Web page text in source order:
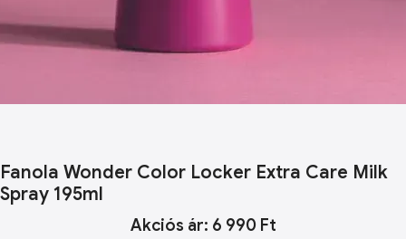
Fanola Wonder Color Locker Extra Care Milk
Spray 195ml
Akciós ár: 6 990 Ft